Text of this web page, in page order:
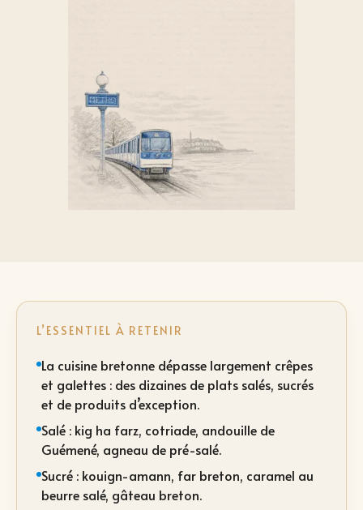
L’ESSENTIEL À RETENIR
La cuisine bretonne dépasse largement crêpes
et galettes : des dizaines de plats salés, sucrés
et de produits d’exception.
Salé : kig ha farz, cotriade, andouille de
Guémené, agneau de pré-salé.
Sucré : kouign-amann, far breton, caramel au
beurre salé, gâteau breton.